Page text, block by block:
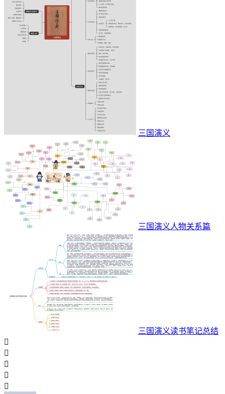
三国演义
三国演义人物关系篇
三国演义读书笔记总结




